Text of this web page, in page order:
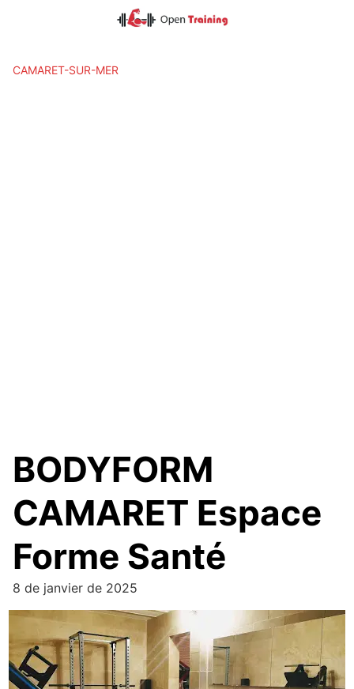
CAMARET-SUR-MER
BODYFORM
CAMARET Espace
Forme Santé
8 de janvier de 2025